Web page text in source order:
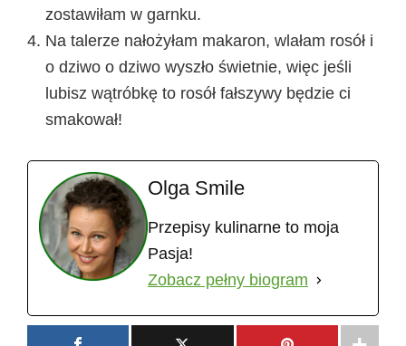
zostawiłam w garnku.
Na talerze nałożyłam makaron, wlałam rosół i
o dziwo o dziwo wyszło świetnie, więc jeśli
lubisz wątróbkę to rosół fałszywy będzie ci
smakował!
Olga Smile
Przepisy kulinarne to moja
Pasja!
Zobacz pełny biogram